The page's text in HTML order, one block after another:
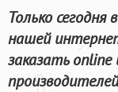
Только
нашей
заказать